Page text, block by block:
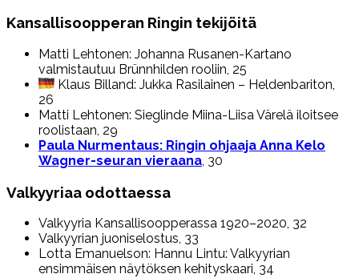
Kansallisoopperan Ringin tekijöitä
Matti Lehtonen: Johanna Rusanen-Kartano
valmistautuu Brünnhilden rooliin, 25
Klaus Billand: Jukka Rasilainen – Heldenbariton,
26
Matti Lehtonen: Sieglinde Miina-Liisa Värelä iloitsee
roolistaan, 29
Paula Nurmentaus: Ringin ohjaaja Anna Kelo
Wagner-seuran vieraana, 30
Valkyyriaa odottaessa
Valkyyria Kansallisoopperassa 1920–2020, 32
Valkyyrian juoniselostus, 33
Lotta Emanuelson: Hannu Lintu: Valkyyrian
ensimmäisen näytöksen kehityskaari, 34